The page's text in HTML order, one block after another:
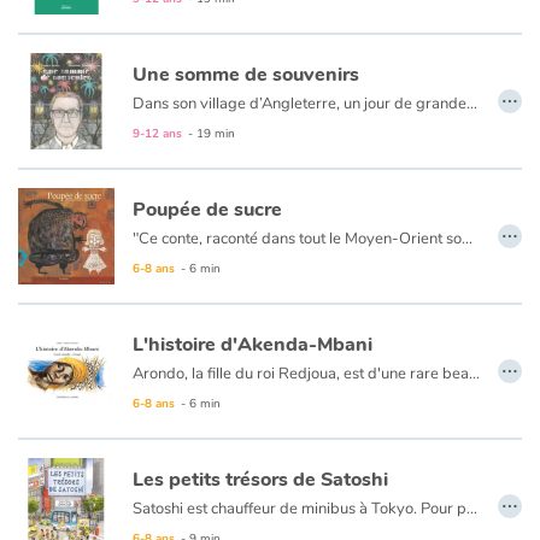
Catalogue anglais
Contraste +
Aide
Accueil
Famille
Écoles
Médiathèques
Vidéos & Tutoriaux
— Nous n’avons que deux légions, lui répond César. »
Une somme de souvenirs
Dans son village d’Angleterre, un jour de grande braderie, M. Wilson décide de mettre en vente quelque chose de tout à fait particulier : alors que ses voisins étalent devant leur porte, le long de la rue, toutes sortes d’objets usagés dont ils tentent de se débarrasser, il expose sur sa table, lui, de vieux souvenirs qu’il a extraits de sa tête en les tirant de son oreille… Et ça marche !
9-12 ans - 19 min
…
Poupée de sucre
"Ce conte, raconté dans tout le Moyen-Orient sous des versions différentes, parle d'initiation. Pas la petite, mais la grande, la vraie, celle qui transforme le monstre en humain." "Les illustrations donnent un ton drôle et léger à cette histoire de dévoration qui pourrait être effrayante."
6-8 ans - 6 min
…
L'histoire d'Akenda-Mbani
Arondo, la fille du roi Redjoua, est d'une rare beauté. Mais seul peut l'épouser celui qui s'engage à tomber malade si elle tombe malade, et à mourir si elle meurt. Personne n'ose la demander en mariage. Un jour cependant, arrive un homme nommé Akenda Mbani (celui qui ne fait pas deux fois la même route) qui veut épouser Arondo.
6-8 ans - 6 min
…
Les petits trésors de Satoshi
Satoshi est chauffeur de minibus à Tokyo. Pour pimenter le trajet, il n’hésite pas à quitter l’itinéraire officiel pour s’engouffrer dans des ruelles et faire découvrir aux passagers ravis de véritables petits trésors, à quelques minutes du tumulte de la ville : ici, un magnifique parc avec un ancien temple mystérieux, là une rue couverte de plantes et de fleurs rares et colorées, un étonnant alignement de statuettes décorées... Avec Satoshi, la ville devient un univers magique ! …